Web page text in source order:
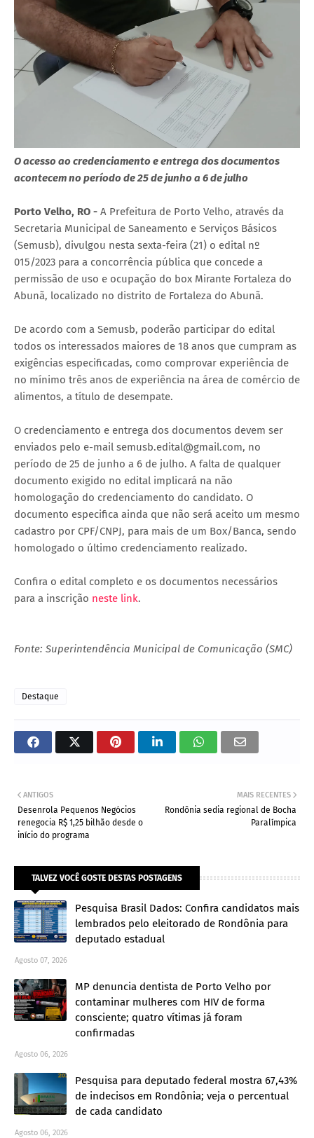
O acesso ao credenciamento e entrega dos documentos
acontecem no período de 25 de junho a 6 de julho
Porto Velho, RO - A Prefeitura de Porto Velho, através da
Secretaria Municipal de Saneamento e Serviços Básicos
(Semusb), divulgou nesta sexta-feira (21) o edital nº
015/2023 para a concorrência pública que concede a
permissão de uso e ocupação do box Mirante Fortaleza do
Abunã, localizado no distrito de Fortaleza do Abunã.
De acordo com a Semusb, poderão participar do edital
todos os interessados maiores de 18 anos que cumpram as
exigências especificadas, como comprovar experiência de
no mínimo três anos de experiência na área de comércio de
alimentos, a título de desempate.
O credenciamento e entrega dos documentos devem ser
enviados pelo e-mail semusb.edital@gmail.com, no
período de 25 de junho a 6 de julho. A falta de qualquer
documento exigido no edital implicará na não
homologação do credenciamento do candidato. O
documento especifica ainda que não será aceito um mesmo
cadastro por CPF/CNPJ, para mais de um Box/Banca, sendo
homologado o último credenciamento realizado.
Confira o edital completo e os documentos necessários
para a inscrição neste link.
Fonte: Superintendência Municipal de Comunicação (SMC)
Destaque
MAIS RECENTES
Rondônia sedia regional de Bocha
Paralímpica
ANTIGOS
Desenrola Pequenos Negócios
renegocia R$ 1,25 bilhão desde o
início do programa
TALVEZ VOCÊ GOSTE DESTAS POSTAGENS
Pesquisa Brasil Dados: Confira candidatos mais
lembrados pelo eleitorado de Rondônia para
deputado estadual
Agosto 07, 2026
MP denuncia dentista de Porto Velho por
contaminar mulheres com HIV de forma
consciente; quatro vítimas já foram
confirmadas
Agosto 06, 2026
Pesquisa para deputado federal mostra 67,43%
de indecisos em Rondônia; veja o percentual
de cada candidato
Agosto 06, 2026